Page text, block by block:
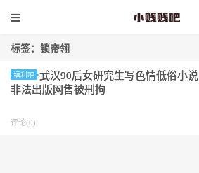
标签：锁帝翎
福利吧
武汉90后女研究生写色情低俗小说
非法出版网售被刑拘
评论(0)